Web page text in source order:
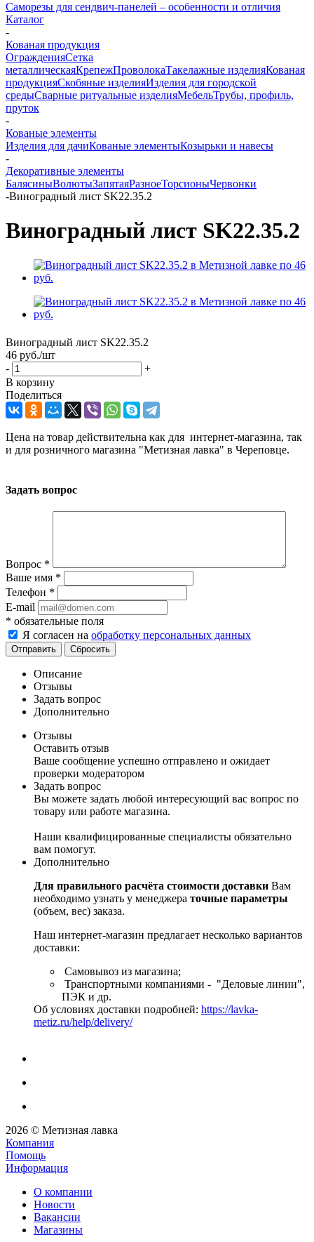
Саморезы для сендвич-панелей – особенности и отличия
Каталог
-
Кованая продукция
ОгражденияСетка
металлическаяКрепежПроволокаТакелажные изделияКованая
продукцияСкобяные изделияИзделия для городской
средыСварные ритуальные изделияМебельТрубы, профиль,
пруток
-
Кованые элементы
Изделия для дачиКованые элементыКозырьки и навесы
-
Декоративные элементы
БалясиныВолютыЗапятаяРазноеТорсионыЧервонки
-Виноградный лист SK22.35.2
Виноградный лист SK22.35.2
Виноградный лист SK22.35.2
46 руб./шт
-
+
В корзину
Поделиться
Цена на товар действительна как для интернет-магазина, так
и для розничного магазина "Метизная лавка" в Череповце.
Задать вопрос
Вопрос *
Ваше имя *
Телефон *
E-mail
* обязательные поля
Я согласен на обработку персональных данных
Сбросить
Описание
Отзывы
Задать вопрос
Дополнительно
Отзывы
Оставить отзыв
Ваше сообщение успешно отправлено и ожидает
проверки модератором
Задать вопрос
Вы можете задать любой интересующий вас вопрос по
товару или работе магазина.
Наши квалифицированные специалисты обязательно
вам помогут.
Дополнительно
Для правильного расчёта стоимости доставки Вам
необходимо узнать у менеджера точные параметры
(объем, вес) заказа.
Наш интернет-магазин предлагает несколько вариантов
доставки:
Самовывоз из магазина;
Транспортными компаниями - "Деловые линии",
ПЭК и др.
Об условиях доставки подробней: https://lavka-
metiz.ru/help/delivery/
2026 © Метизная лавка
Компания
Помощь
Информация
О компании
Новости
Вакансии
Магазины